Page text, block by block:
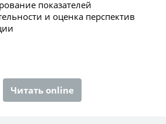
показателей
и оценка перспектив
Читать online